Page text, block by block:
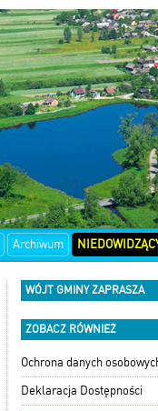
Archiwum
WÓJT GMINY ZAPRASZA
ZOBACZ RÓWNIEŻ
Ochrona danych
Deklaracja Dostępności